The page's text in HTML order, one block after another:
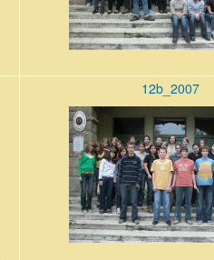
12b_2007
12b_200710_0.jpg